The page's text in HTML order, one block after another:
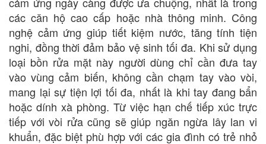
các căn hộ cao cấp hoặc nhà thông minh. Công
nghệ cảm ứng giúp tiết kiệm nước, tăng tính tiện
nghi, đồng thời đảm bảo vệ sinh tối đa. Khi sử dụng
loại bồn rửa mặt này người dùng chỉ cần đưa tay
vào vùng cảm biến, không cần chạm tay vào vòi,
mang lại sự tiện lợi tối đa, nhất là khi tay đang bẩn
hoặc dính xà phòng. Từ việc hạn chế tiếp xúc trực
tiếp với vòi rửa cũng sẽ giúp ngăn ngừa lây lan vi
khuẩn, đặc biệt phù hợp với các gia đình có trẻ nhỏ